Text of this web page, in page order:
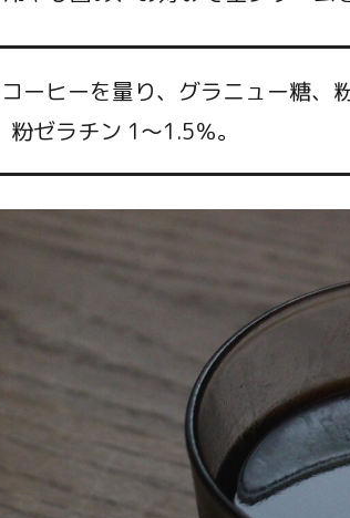
ーヒーを量り、グラニュー糖、
ゼラチン 1～1.5％。